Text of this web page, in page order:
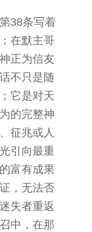
38条写着
在默主哥
正为信友
不只是随
它是对天
的完整神
征兆或人
引向最重
富有成果
，无法否
失者重返
中，在那